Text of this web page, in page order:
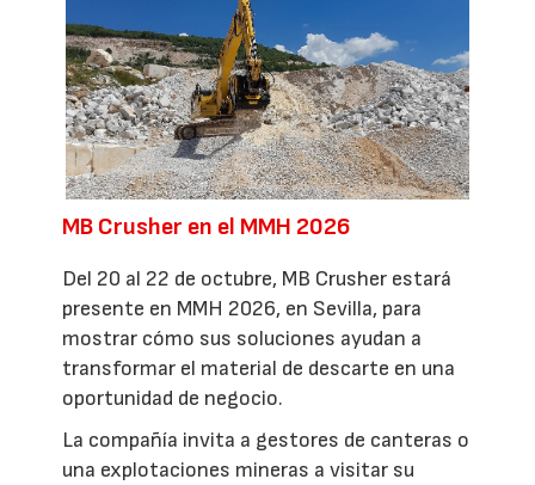
MB Crusher en el MMH 2026
Del 20 al 22 de octubre, MB Crusher estará
presente en MMH 2026, en Sevilla, para
mostrar cómo sus soluciones ayudan a
transformar el material de descarte en una
oportunidad de negocio.
La compañía invita a gestores de canteras o
una explotaciones mineras a visitar su